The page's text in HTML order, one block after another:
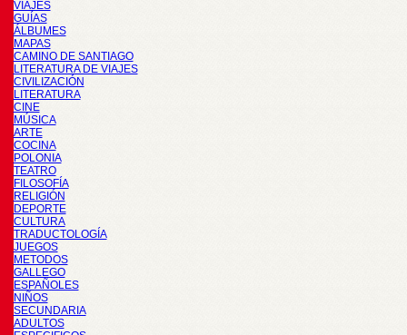
VIAJES
GUÍAS
ÁLBUMES
MAPAS
CAMINO DE SANTIAGO
LITERATURA DE VIAJES
CIVILIZACIÓN
LITERATURA
CINE
MÚSICA
ARTE
COCINA
POLONIA
TEATRO
FILOSOFÍA
RELIGIÓN
DEPORTE
CULTURA
TRADUCTOLOGÍA
JUEGOS
METODOS
GALLEGO
ESPAÑOLES
NIÑOS
SECUNDARIA
ADULTOS